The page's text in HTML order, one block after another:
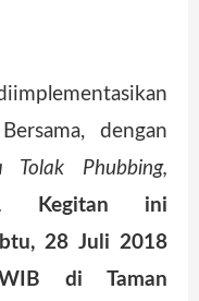
dengan
Tolak Phubbing,
Kegitan ini
28 Juli 2018
di Taman